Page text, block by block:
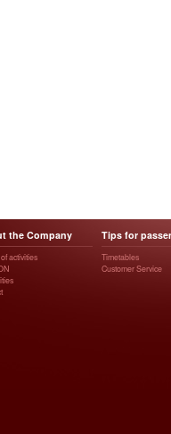
the Company
activities
Tips for
Timetables
Customer Service